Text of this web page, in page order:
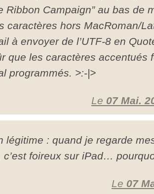
Ribbon Campaign” au bas de
caractères hors MacRoman/
à envoyer de l’UTF-8 en
que les caractères accentués
programmés. >:-|>
Le 07 Mai.
légitime : quand je regarde
c’est foireux sur iPad…
Le 07